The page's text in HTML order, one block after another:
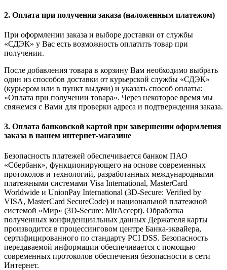
2. Оплата при получении заказа (наложенным платежом)
При оформлении заказа и выборе доставки от службы
«СДЭК» у Вас есть возможность оплатить товар при
получении.
После добавления товара в корзину Вам необходимо выбрать
один из способов доставки от курьерской службы «СДЭК»
(курьером или в пункт выдачи) и указать способ оплаты:
«Оплата при получении товара». Через некоторое время мы
свяжемся с Вами для проверки адреса и подтверждения заказа.
3. Оплата банковской картой при завершении оформления
заказа в нашем интернет-магазине
Безопасность платежей обеспечивается банком ПАО
«Сбербанк», функционирующего на основе современных
протоколов и технологий, разработанных международными
платежными системами Visa International, MasterCard
Worldwide и UnionPay International (3D-Secure: Verified by
VISA, MasterCard SecureCode) и национальной платежной
системой «Мир» (3D-Secure: MirAccept). Обработка
полученных конфиденциальных данных Держателя карты
производится в процессинговом центре Банка-эквайера,
сертифицированного по стандарту PCI DSS. Безопасность
передаваемой информации обеспечивается с помощью
современных протоколов обеспечения безопасности в сети
Интернет.